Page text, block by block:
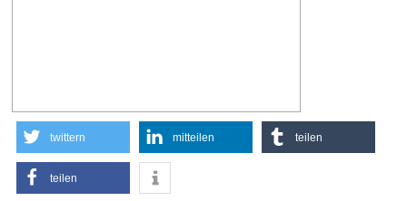
twittern mitteilen teilen
teilen